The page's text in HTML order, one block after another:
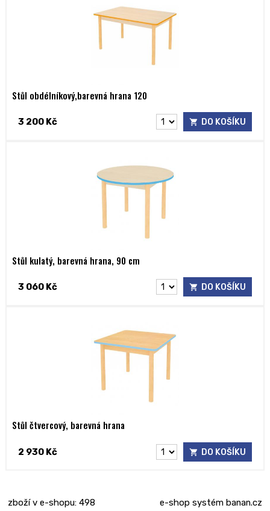
Stůl obdélníkový,barevná hrana 120
3 200 Kč DO KOŠÍKU
Stůl kulatý, barevná hrana, 90 cm
3 060 Kč DO KOŠÍKU
Stůl čtvercový, barevná hrana
2 930 Kč DO KOŠÍKU
zboží v e-shopu: 498 e-shop systém banan.cz